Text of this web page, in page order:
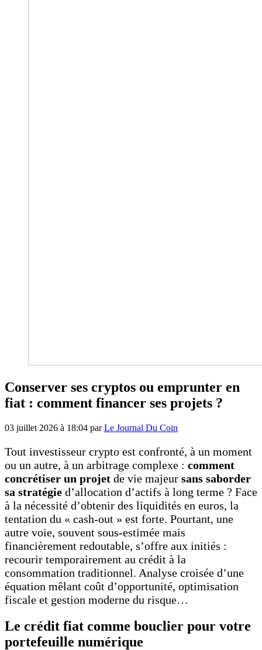
Conserver ses cryptos ou emprunter en
fiat : comment financer ses projets ?
03 juillet 2026 à 18:04 parLe Journal Du Coin
Tout investisseur crypto est confronté, à un moment
ou un autre, à un arbitrage complexe : comment
concrétiser un projet de vie majeur sans saborder
sa stratégie d’allocation d’actifs à long terme ? Face
à la nécessité d’obtenir des liquidités en euros, la
tentation du « cash-out » est forte. Pourtant, une
autre voie, souvent sous-estimée mais
financièrement redoutable, s’offre aux initiés :
recourir temporairement au crédit à la
consommation traditionnel. Analyse croisée d’une
équation mêlant coût d’opportunité, optimisation
fiscale et gestion moderne du risque…
Le crédit fiat comme bouclier pour votre
portefeuille numérique